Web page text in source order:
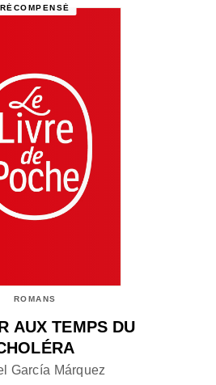
RÉCOMPENSÉ
ROMANS
AUX TEMPS DU
García Márquez